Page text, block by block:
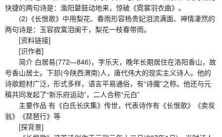
快捷的两句诗是：渔阳鼙鼓动地来，惊破《霓裳羽衣曲》。
(2)《长恨歌》中用梨花、春雨形容杨贵妃泪流满面、神情凄然的
两句诗是：玉容寂寞泪阑干，梨花一枝春带雨。
[资料链接]
[识作者]
简介 白居易(772—846)，字乐天，晚年长期居住在洛阳香山，故
号香山居士。下邽(今陕西渭南)人，唐代伟大的现实主义诗人。他的
诗歌题材广泛，形式多样，语言平易通俗，有“诗魔”之称。他还与元
稹共同发起了“新乐府运动”，二人合称“元白”
主要作品 有《白氏长庆集》传世，代表诗作有《长恨歌》《卖炭
翁》《琵琶行》等
[探背景]